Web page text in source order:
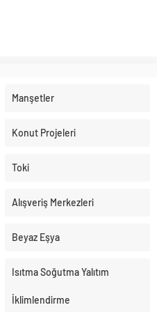
Manşetler
Konut Projeleri
Toki
Alışveriş Merkezleri
Beyaz Eşya
Isıtma Soğutma Yalıtım
İklimlendirme